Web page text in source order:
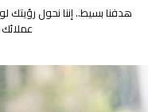
هدفنا بسيط.. إننا نحول